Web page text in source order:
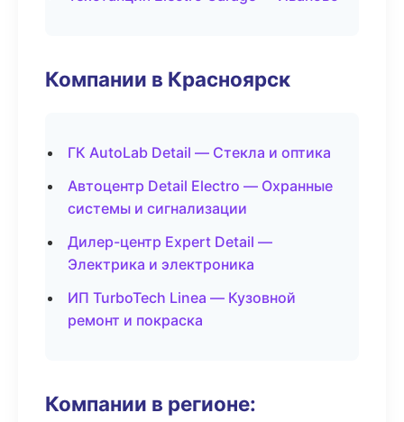
Компании в Красноярск
ГК AutoLab Detail — Стекла и оптика
Автоцентр Detail Electro — Охранные
системы и сигнализации
Дилер-центр Expert Detail —
Электрика и электроника
ИП TurboTech Linea — Кузовной
ремонт и покраска
Компании в регионе: